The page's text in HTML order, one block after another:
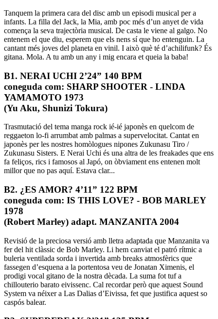
Tanquem la primera cara del disc amb un episodi musical per a
infants. La filla del Jack, la Mia, amb poc més d’un anyet de vida
comença la seva trajectòria musical. De casta le viene al galgo. No
entenem el que diu, esperem que els nens sí que ho entenguin. La
cantant més joves del planeta en vinil. I això què té d’achilifunk? És
gitana. Mola. A tu amb un any i mig encara et queia la baba!
B1. NERAI UCHI 2’24” 140 BPM
coneguda com: SHARP SHOOTER - LINDA
YAMAMOTO 1973
(Yu Aku, Shunizi Tokura)
Trasmutació del tema manga rock ié-ié japonès en quelcom de
reggaeton lo-fi arrumbat amb palmas a supervelocitat. Cantat en
japonès per les nostres homòlogues nipones Zukunasu Tiro /
Zukunasu Sisters. E Nerai Uchi és una altra de les freakades que ens
fa feliços, rics i famosos al Japó, on òbviament ens entenen molt
millor que no pas aquí. Estava clar...
B2. ¿ES AMOR? 4’11” 122 BPM
coneguda com: IS THIS LOVE? - BOB MARLEY
1978
(Robert Marley) adapt. MANZANITA 2004
Revisió de la preciosa versió amb lletra adaptada que Manzanita va
fer del hit clàssic de Bob Marley. Li hem canviat el patró rítmic a
buleria ventilada sorda i invertida amb breaks atmosfèrics que
fassegen d’esquena a la portentosa veu de Jonatan Ximenis, el
prodigi vocal gitano de la nostra dècada. La suma fot tuf a
chillouterio barato eivissenc. Cal recordar però que aquest Sound
System va néixer a Las Dalias d’Eivissa, fet que justifica aquest so
caspós balear.